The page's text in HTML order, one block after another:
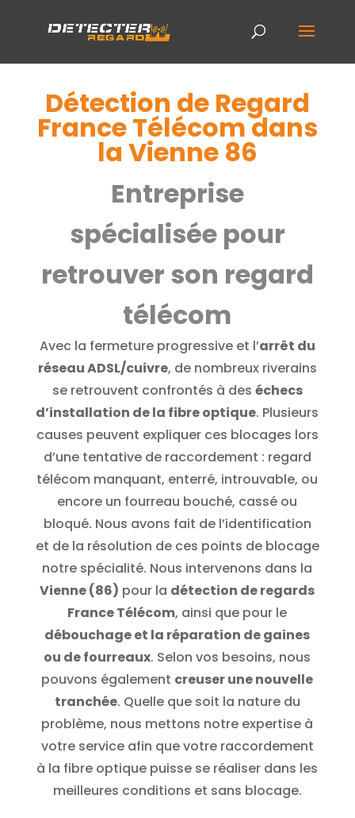
Détection de Regard
France Télécom dans
la Vienne 86
Entreprise
spécialisée pour
retrouver son regard
télécom
Avec la fermeture progressive et l’arrêt du
réseau ADSL/cuivre, de nombreux riverains
se retrouvent confrontés à des échecs
d’installation de la fibre optique. Plusieurs
causes peuvent expliquer ces blocages lors
d’une tentative de raccordement : regard
télécom manquant, enterré, introuvable, ou
encore un fourreau bouché, cassé ou
bloqué. Nous avons fait de l’identification
et de la résolution de ces points de blocage
notre spécialité. Nous intervenons dans la
Vienne (86) pour la détection de regards
France Télécom, ainsi que pour le
débouchage et la réparation de gaines
ou de fourreaux. Selon vos besoins, nous
pouvons également creuser une nouvelle
tranchée. Quelle que soit la nature du
problème, nous mettons notre expertise à
votre service afin que votre raccordement
à la fibre optique puisse se réaliser dans les
meilleures conditions et sans blocage.